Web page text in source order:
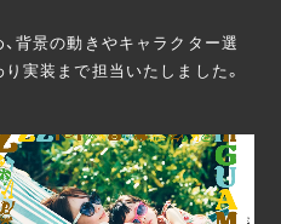
背景の動きやキャラクター選
実装まで担当いたしました。